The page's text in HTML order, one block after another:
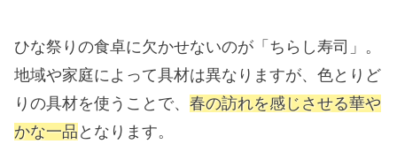
ひな祭りの食卓に欠かせないのが「ちらし寿司」。
地域や家庭によって具材は異なりますが、色とりど
りの具材を使うことで、 春の訪れを感じさせる華や
かな一品となります。